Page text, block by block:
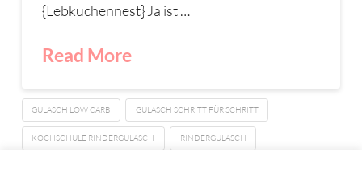
{Lebkuchennest} Ja ist …
Read More
GULASCH LOW CARB GULASCH SCHRITT FÜR SCHRITT
KOCHSCHULE RINDERGULASCH RINDERGULASCH